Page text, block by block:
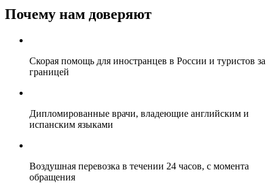
Почему нам доверяют
Скорая помощь для иностранцев в России и туристов за
границей
Дипломированные врачи, владеющие английским и
испанским языками
Воздушная перевозка в течении 24 часов, с момента
обращения